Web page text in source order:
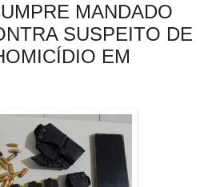
MANDADO
SUSPEITO DE
EM